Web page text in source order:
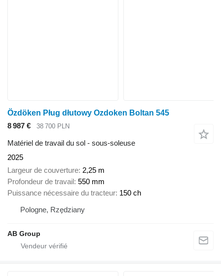
Özdöken Pług dłutowy Ozdoken Boltan 545
8 987 €
38 700 PLN
Matériel de travail du sol - sous-soleuse
2025
Largeur de couverture 2,25 m
Profondeur de travail 550 mm
Puissance nécessaire du tracteur 150 ch
Pologne, Rzędziany
AB Group